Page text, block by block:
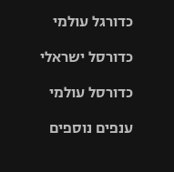
גביע הטוטו
כדורגל עולמי
האלופות
ליגה
כדורסל ישראלי
סל
כדורסל עולמי
ענפים נוספים